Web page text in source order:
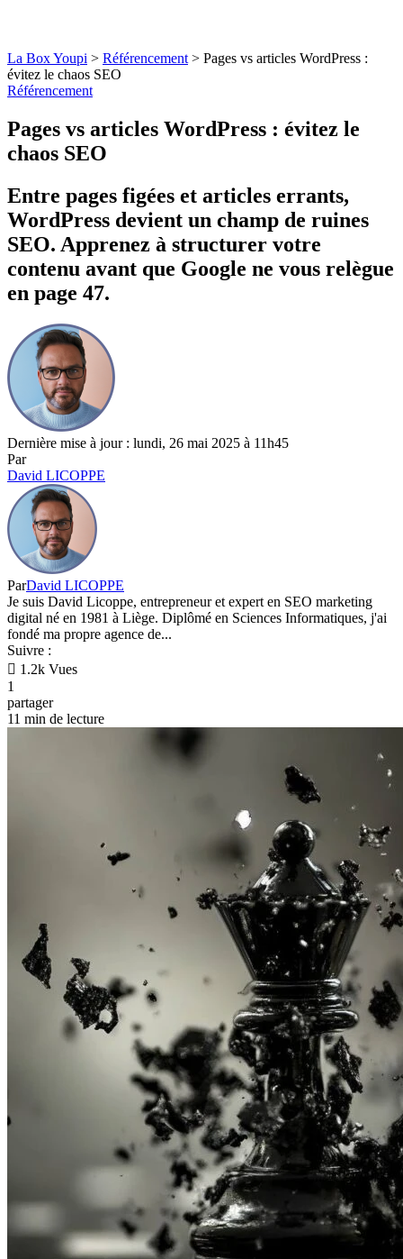
La Box Youpi > Référencement > Pages vs articles WordPress :
évitez le chaos SEO
Référencement
Pages vs articles WordPress : évitez le
chaos SEO
Entre pages figées et articles errants,
WordPress devient un champ de ruines
SEO. Apprenez à structurer votre
contenu avant que Google ne vous relègue
en page 47.
Dernière mise à jour : lundi, 26 mai 2025 à 11h45
Par
David LICOPPE
ParDavid LICOPPE
Je suis David Licoppe, entrepreneur et expert en SEO marketing
digital né en 1981 à Liège. Diplômé en Sciences Informatiques, j'ai
fondé ma propre agence de...
Suivre :
1.2k Vues
1
partager
11 min de lecture